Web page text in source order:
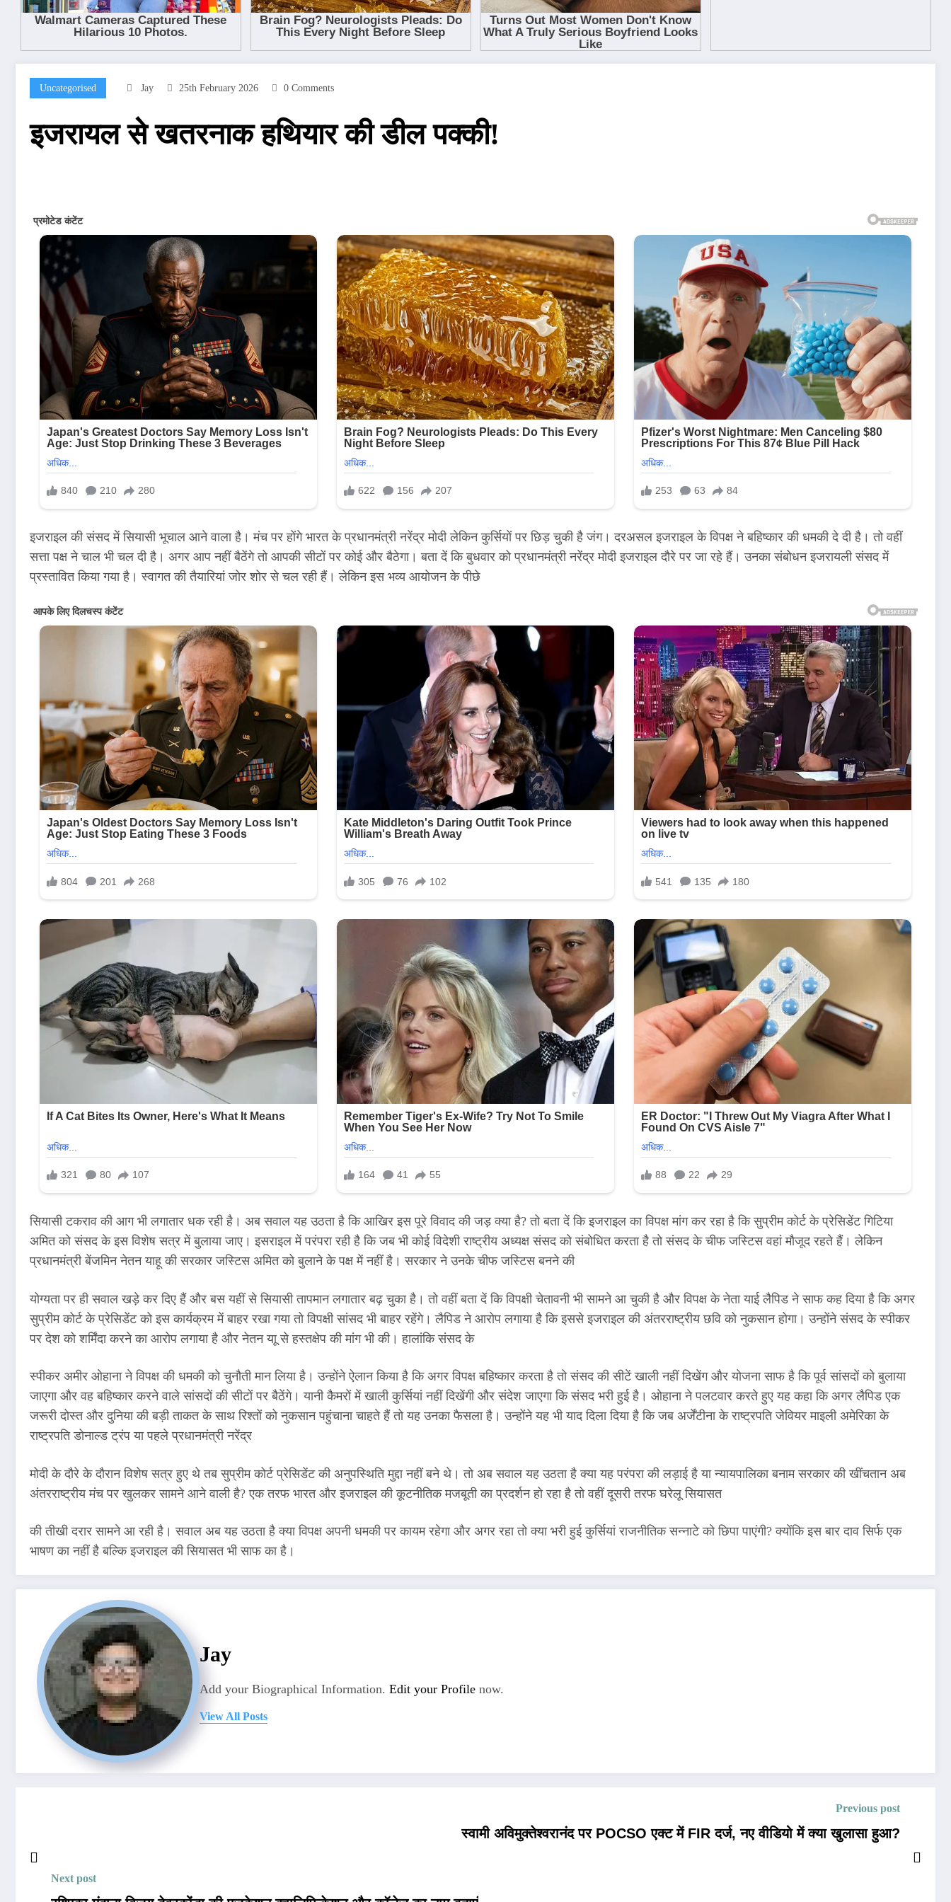
Uncategorised Jay 25th February 2026 0 Comments
इजरायल से खतरनाक हथियार की डील पक्की!
इजराइल की संसद में सियासी भूचाल आने वाला है। मंच पर होंगे भारत के प्रधानमंत्री नरेंद्र मोदी लेकिन कुर्सियों पर छिड़ चुकी है जंग। दरअसल इजराइल के विपक्ष ने बहिष्कार की धमकी दे दी है। तो वहीं
सत्ता पक्ष ने चाल भी चल दी है। अगर आप नहीं बैठेंगे तो आपकी सीटों पर कोई और बैठेगा। बता दें कि बुधवार को प्रधानमंत्री नरेंद्र मोदी इजराइल दौरे पर जा रहे हैं। उनका संबोधन इजरायली संसद में
प्रस्तावित किया गया है। स्वागत की तैयारियां जोर शोर से चल रही हैं। लेकिन इस भव्य आयोजन के पीछे
सियासी टकराव की आग भी लगातार धक रही है। अब सवाल यह उठता है कि आखिर इस पूरे विवाद की जड़ क्या है? तो बता दें कि इजराइल का विपक्ष मांग कर रहा है कि सुप्रीम कोर्ट के प्रेसिडेंट गिटिया
अमित को संसद के इस विशेष सत्र में बुलाया जाए। इसराइल में परंपरा रही है कि जब भी कोई विदेशी राष्ट्रीय अध्यक्ष संसद को संबोधित करता है तो संसद के चीफ जस्टिस वहां मौजूद रहते हैं। लेकिन
प्रधानमंत्री बेंजमिन नेतन याहू की सरकार जस्टिस अमित को बुलाने के पक्ष में नहीं है। सरकार ने उनके चीफ जस्टिस बनने की
योग्यता पर ही सवाल खड़े कर दिए हैं और बस यहीं से सियासी तापमान लगातार बढ़ चुका है। तो वहीं बता दें कि विपक्षी चेतावनी भी सामने आ चुकी है और विपक्ष के नेता याई लैपिड ने साफ कह दिया है कि अगर
सुप्रीम कोर्ट के प्रेसिडेंट को इस कार्यक्रम में बाहर रखा गया तो विपक्षी सांसद भी बाहर रहेंगे। लैपिड ने आरोप लगाया है कि इससे इजराइल की अंतरराष्ट्रीय छवि को नुकसान होगा। उन्होंने संसद के स्पीकर
पर देश को शर्मिंदा करने का आरोप लगाया है और नेतन याू से हस्तक्षेप की मांग भी की। हालांकि संसद के
स्पीकर अमीर ओहाना ने विपक्ष की धमकी को चुनौती मान लिया है। उन्होंने ऐलान किया है कि अगर विपक्ष बहिष्कार करता है तो संसद की सीटें खाली नहीं दिखेंग और योजना साफ है कि पूर्व सांसदों को बुलाया
जाएगा और वह बहिष्कार करने वाले सांसदों की सीटों पर बैठेंगे। यानी कैमरों में खाली कुर्सियां नहीं दिखेंगी और संदेश जाएगा कि संसद भरी हुई है। ओहाना ने पलटवार करते हुए यह कहा कि अगर लैपिड एक
जरूरी दोस्त और दुनिया की बड़ी ताकत के साथ रिश्तों को नुकसान पहुंचाना चाहते हैं तो यह उनका फैसला है। उन्होंने यह भी याद दिला दिया है कि जब अर्जेंटीना के राष्ट्रपति जेवियर माइली अमेरिका के
राष्ट्रपति डोनाल्ड ट्रंप या पहले प्रधानमंत्री नरेंद्र
मोदी के दौरे के दौरान विशेष सत्र हुए थे तब सुप्रीम कोर्ट प्रेसिडेंट की अनुपस्थिति मुद्दा नहीं बने थे। तो अब सवाल यह उठता है क्या यह परंपरा की लड़ाई है या न्यायपालिका बनाम सरकार की खींचतान अब
अंतरराष्ट्रीय मंच पर खुलकर सामने आने वाली है? एक तरफ भारत और इजराइल की कूटनीतिक मजबूती का प्रदर्शन हो रहा है तो वहीं दूसरी तरफ घरेलू सियासत
की तीखी दरार सामने आ रही है। सवाल अब यह उठता है क्या विपक्ष अपनी धमकी पर कायम रहेगा और अगर रहा तो क्या भरी हुई कुर्सियां राजनीतिक सन्नाटे को छिपा पाएंगी? क्योंकि इस बार दाव सिर्फ एक
भाषण का नहीं है बल्कि इजराइल की सियासत भी साफ का है।
Jay
Add your Biographical Information. Edit your Profile now.
View All Posts
Previous post
स्वामी अविमुक्तेश्वरानंद पर POCSO एक्ट में FIR दर्ज, नए वीडियो में क्या खुलासा हुआ?
Next post